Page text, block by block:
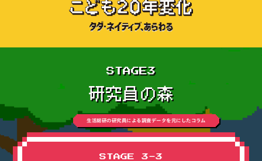
STAGE3
研究員の森
生活総研の研究員による調査データを元にしたコラム
STAGE 3-3